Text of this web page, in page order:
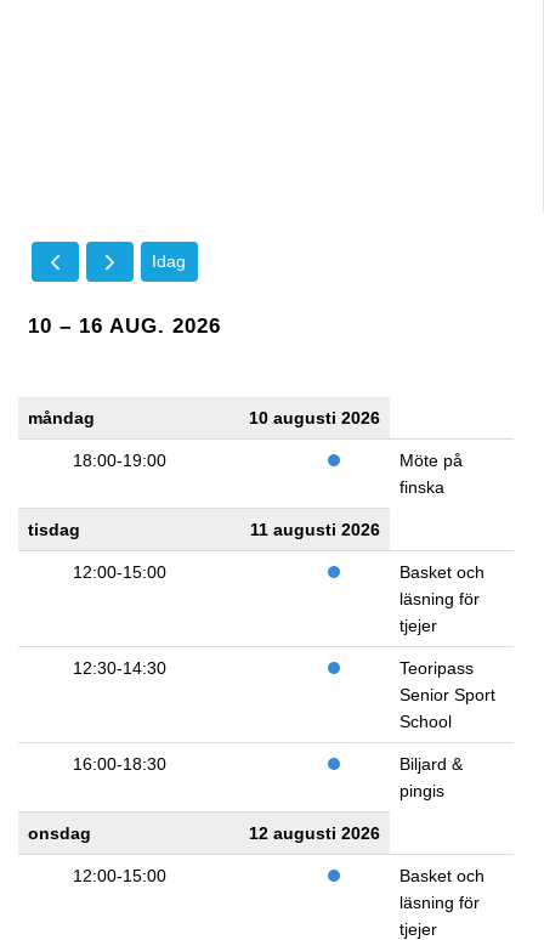
Idag
10 – 16 AUG. 2026
måndag 10 augusti 2026
18:00-19:00
Möte på
finska
tisdag 11 augusti 2026
12:00-15:00
Basket och
läsning för
tjejer
12:30-14:30
Teoripass
Senior Sport
School
16:00-18:30
Biljard &
pingis
onsdag 12 augusti 2026
12:00-15:00
Basket och
läsning för
tjejer